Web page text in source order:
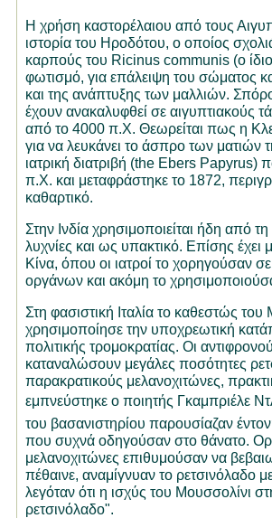
Η χρήση καστορέλαιου από τους
ιστορία του Ηροδότου, ο οποίος
καρπούς του Ricinus communis (ο
φωτισμό, για επάλειψη του σώματος
και της ανάπτυξης των μαλλιών.
έχουν ανακαλυφθεί σε αιγυπτιακούς
από το 4000 π.Χ. Θεωρείται πως η
για να λευκάνει το άσπρο των ματιών
ιατρική διατριβή (the Ebers Papyrus)
π.Χ. και μεταφράστηκε το 1872,
καθαρτικό.
Στην Ινδία χρησιμοποιείται ήδη από
λυχνίες και ως υπακτικό. Επίσης
Κίνα, όπου οι ιατροί το χορηγούσαν
οργάνων και ακόμη το
Στη φασιστική Ιταλία το καθεστώς
χρησιμοποίησε την υποχρεωτική
πολιτικής τρομοκρατίας. Οι
καταναλώσουν μεγάλες ποσότητες
παρακρατικούς μελανοχιτώνες,
εμπνεύστηκε ο ποιητής Γκαμπριέλε
του βασανιστηρίου παρουσίαζαν
που συχνά οδηγούσαν στο θάνατο.
μελανοχιτώνες επιθυμούσαν να
πέθαινε, αναμίγνυαν το ρετσινόλαδο
λεγόταν ότι η ισχύς του Μουσσολίνι
ρετσινόλαδο".